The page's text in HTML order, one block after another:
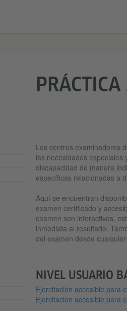
PRÁCTICA
Los centros examinadores
las necesidades
discapacidad de manera
específicas relacionadas a
Aquí se encuentran
examen certificado y
examen son interactivos,
inmediata al resultado.
del examen desde
NIVEL USUARIO
Ejercitación accesible para
Ejercitación accesible para